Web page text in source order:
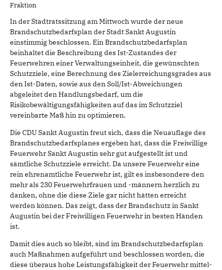
Fraktion
In der Stadtratssitzung am Mittwoch wurde der neue
Brandschutzbedarfsplan der Stadt Sankt Augustin
einstimmig beschlossen. Ein Brandschutzbedarfsplan
beinhaltet die Beschreibung des Ist-Zustandes der
Feuerwehren einer Verwaltungseinheit, die gewünschten
Schutzziele, eine Berechnung des Zielerreichungsgrades aus
den Ist-Daten, sowie aus den Soll/Ist-Abweichungen
abgeleitet den Handlungsbedarf, um die
Risikobewältigungsfähigkeiten auf das im Schutzziel
vereinbarte Maß hin zu optimieren.
Die CDU Sankt Augustin freut sich, dass die Neuauflage des
Brandschutzbedarfsplanes ergeben hat, dass die Freiwillige
Feuerwehr Sankt Augustin sehr gut aufgestellt ist und
sämtliche Schutzziele erreicht. Da unsere Feuerwehr eine
rein ehrenamtliche Feuerwehr ist, gilt es insbesondere den
mehr als 230 Feuerwehrfrauen und -männern herzlich zu
danken, ohne die diese Ziele gar nicht hätten erreicht
werden können. Das zeigt, dass der Brandschutz in Sankt
Augustin bei der Freiwilligen Feuerwehr in besten Händen
ist.
Damit dies auch so bleibt, sind im Brandschutzbedarfsplan
auch Maßnahmen aufgeführt und beschlossen worden, die
diese überaus hohe Leistungsfähigkeit der Feuerwehr mittel-